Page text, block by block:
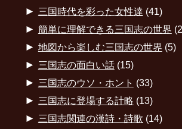
► 三国時代を彩った女性達 (41)
► 簡単に理解できる三国志の世界
► 地図から楽しむ三国志の世界 (5)
► 三国志の面白い話(15)
► 三国志のウソ・ホント (33)
► 三国志に登場する計略 (13)
► 三国志関連の漢詩・詩歌 (14)